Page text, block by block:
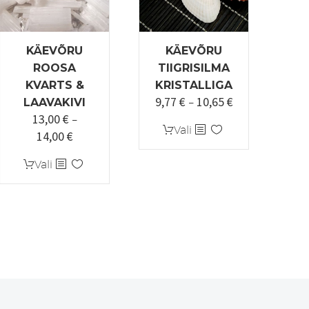
KÄEVÕRU
ROOSA
KVARTS &
LAAVAKIVI
13,00€ –
14,00€Hinnavahemik:
kuni
14,00 €
Vali Sellel
tootel
KÄEVÕRU
TIIGRISILMA
KRISTALLIGA
9,77 € – 10,65€
10,65 €
Vali Sellel
tootel